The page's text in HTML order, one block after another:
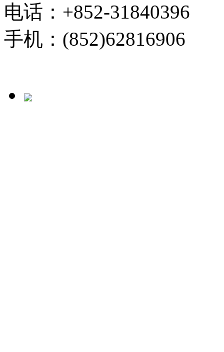
电话：+852-31840396
手机：(852)62816906